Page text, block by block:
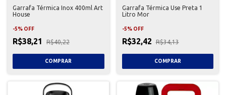
Garrafa Térmica Inox 400ml Art
House
-5% OFF
R$38,21 R$40,22
Garrafa Térmica Use Preta 1
Litro Mor
-5% OFF
R$32,42 R$34,13